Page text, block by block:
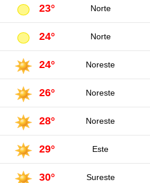
23° Norte
24° Norte
24° Noreste
26° Noreste
28° Noreste
29° Este
30° Sureste